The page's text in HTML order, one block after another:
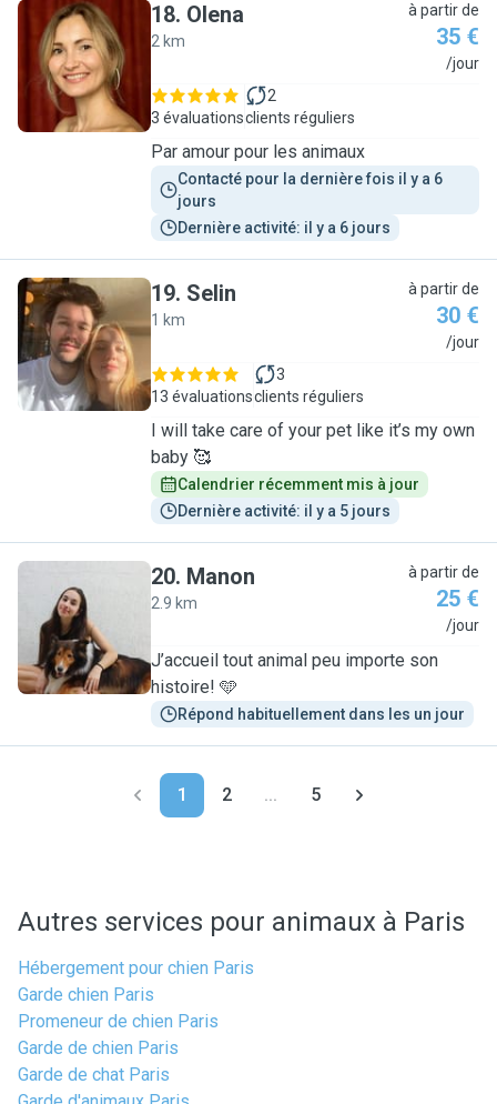
O
18. Olena
2 km
à partir de
35 €
/jour
3 évaluations
2
clients réguliers
Par amour pour les animaux
Contacté pour la dernière fois il y a 6
jours
Dernière activité: il y a 6 jours
S
19. Selin
1 km
à partir de
30 €
/jour
13 évaluations
3
clients réguliers
I will take care of your pet like it’s my own
baby 🥰
Calendrier récemment mis à jour
Dernière activité: il y a 5 jours
M
20. Manon
2.9 km
à partir de
25 €
/jour
J’accueil tout animal peu importe son
histoire! 🩵
Répond habituellement dans les un jour
1 2 ... 5
Autres services pour animaux à Paris
Hébergement pour chien Paris
Garde chien Paris
Promeneur de chien Paris
Garde de chien Paris
Garde de chat Paris